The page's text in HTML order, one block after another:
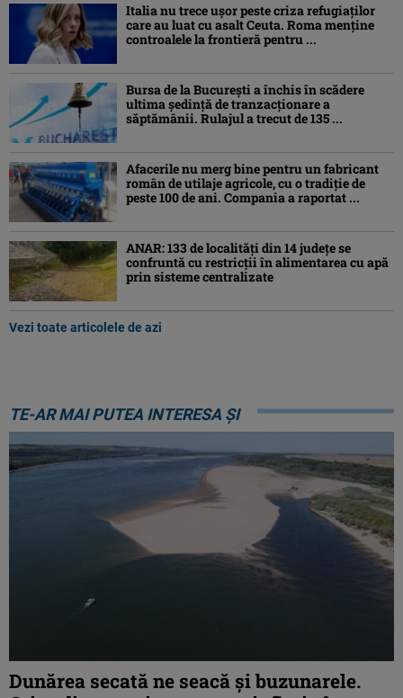
Italia nu trece ușor peste criza refugiaților
care au luat cu asalt Ceuta. Roma menține
controalele la frontieră pentru ...
Bursa de la București a închis în scădere
ultima ședință de tranzacționare a
săptămânii. Rulajul a trecut de 135 ...
Afacerile nu merg bine pentru un fabricant
român de utilaje agricole, cu o tradiție de
peste 100 de ani. Compania a raportat ...
ANAR: 133 de localități din 14 județe se
confruntă cu restricții în alimentarea cu apă
prin sisteme centralizate
Vezi toate articolele de azi
TE-AR MAI PUTEA INTERESA ȘI
Dunărea secată ne seacă și buzunarele.